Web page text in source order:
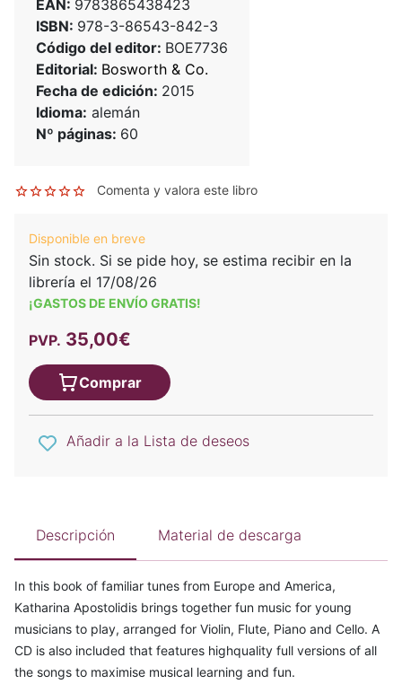
EAN: 9783865438423
ISBN: 978-3-86543-842-3
Código del editor: BOE7736
Editorial: Bosworth & Co.
Fecha de edición: 2015
Idioma: alemán
Nº páginas: 60
Comenta y valora este libro
Disponible en breve
Sin stock. Si se pide hoy, se estima recibir en la
librería el 17/08/26
¡GASTOS DE ENVÍO GRATIS!
PVP. 35,00€
Comprar
Añadir a la Lista de deseos
Descripción Material de descarga
In this book of familiar tunes from Europe and America,
Katharina Apostolidis brings together fun music for young
musicians to play, arranged for Violin, Flute, Piano and Cello. A
CD is also included that features highquality full versions of all
the songs to maximise musical learning and fun.